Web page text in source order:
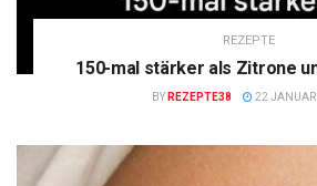
REZEPTE
150-mal stärker als Zitrone
BY REZEPTE38 22